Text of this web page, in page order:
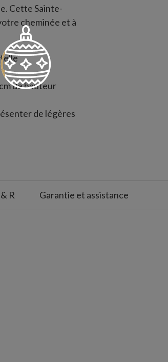
Cette Sainte-
cheminée et à
de hauteur
de légères
R Garantie et assistance